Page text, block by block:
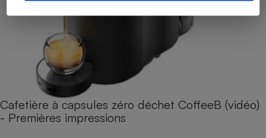
Cafetière à capsules zéro déchet CoffeeB (vidéo)
- Premières impressions